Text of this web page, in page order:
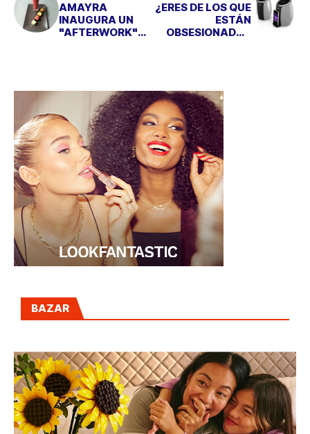
AMAYRA
INAUGURA UN
"AFTERWORK"
¿ERES DE LOS QUE
ESTÁN
OBSESIONADOS
BAZAR